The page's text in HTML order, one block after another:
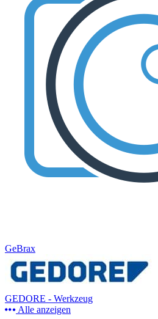
GeBrax
GEDORE - Werkzeug
Alle anzeigen